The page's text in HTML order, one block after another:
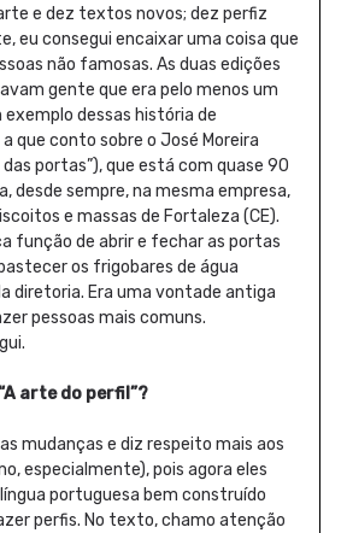
e dez textos novos; dez perfiz
eu consegui encaixar uma coisa que
não famosas. As duas edições
gente que era pelo menos um
dessas história de
que conto sobre o José Moreira
portas”), que está com quase 90
desde sempre, na mesma empresa,
e massas de Fortaleza (CE).
função de abrir e fechar as portas
os frigobares de água
diretoria. Era uma vontade antiga
pessoas mais comuns.
arte do perfil”?
mudanças e diz respeito mais aos
especialmente), pois agora eles
portuguesa bem construído
perfis. No texto, chamo atenção